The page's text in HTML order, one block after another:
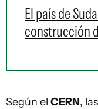
El país de
construcción
Según el CERN,